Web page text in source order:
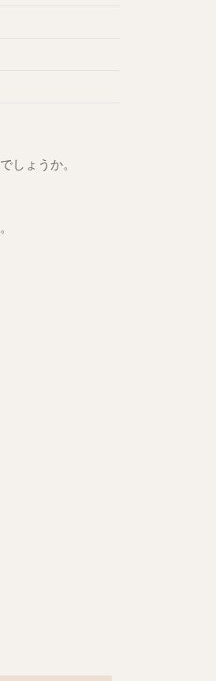
しょうか。